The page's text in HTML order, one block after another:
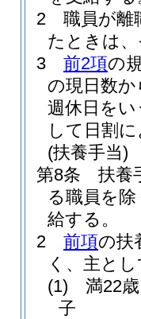
2
職員が離
たときは
3
前2項の
の現日数か
週休日を
して日割
(扶養手当)
第8条
扶養
る職員を
給する。
2
前項の扶
く、主と
(1)
満22
子